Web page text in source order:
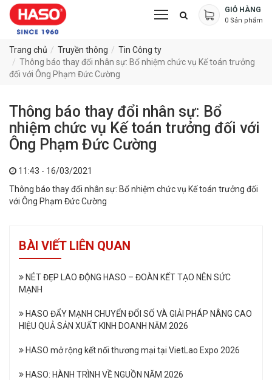
GIỎ HÀNG
0 Sản phẩm
Trang chủ Truyền thông
Tin Công ty
Thông báo thay đổi nhân sự: Bổ nhiệm chức vụ Kế toán trưởng
đối với Ông Phạm Đức Cường
Thông báo thay đổi nhân sự: Bổ
nhiệm chức vụ Kế toán trưởng đối với
Ông Phạm Đức Cường
11:43 - 16/03/2021
Thông báo thay đổi nhân sự: Bổ nhiệm chức vụ Kế toán trưởng đối
với Ông Phạm Đức Cường
BÀI VIẾT LIÊN QUAN
NÉT ĐẸP LAO ĐỘNG HASO – ĐOÀN KẾT TẠO NÊN SỨC
MẠNH
HASO ĐẨY MẠNH CHUYỂN ĐỔI SỐ VÀ GIẢI PHÁP NÂNG CAO
HIỆU QUẢ SẢN XUẤT KINH DOANH NĂM 2026
HASO mở rộng kết nối thương mại tại VietLao Expo 2026
HASO: HÀNH TRÌNH VỀ NGUỒN NĂM 2026